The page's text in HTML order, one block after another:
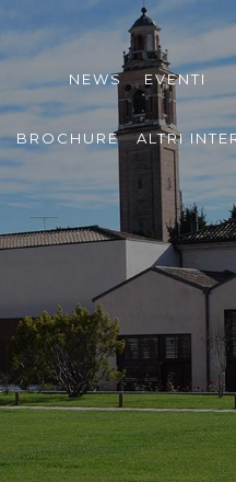
NEWS EVENTI
BROCHURE ALTRI